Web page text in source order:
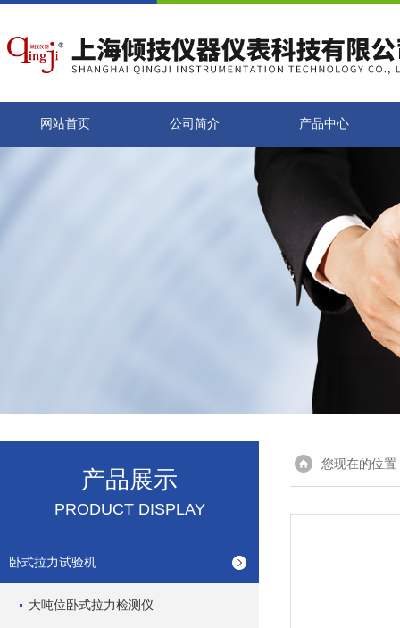
网站首页 公司简介 产品中心
产品展示
PRODUCT DISPLAY
卧式拉力试验机
大吨位卧式拉力检测仪
您现在的位置